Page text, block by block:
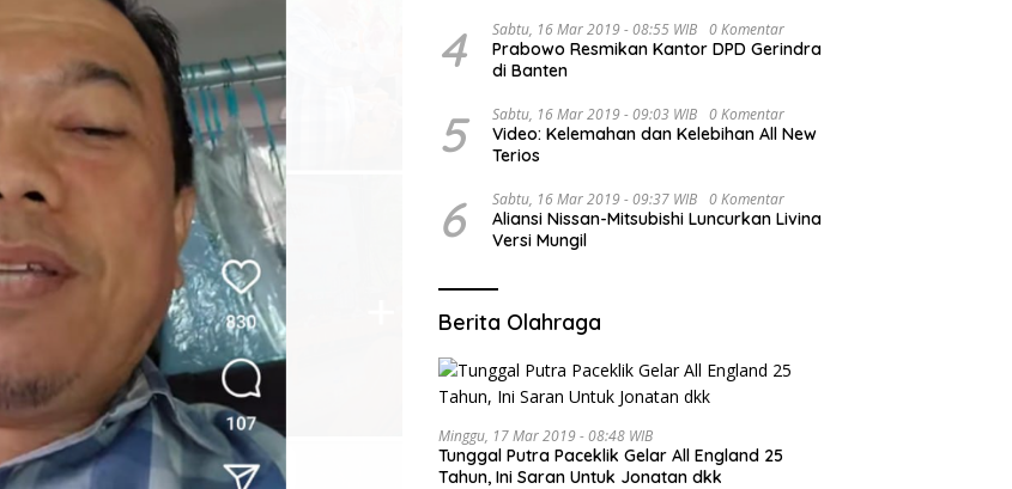
4 Sabtu, 16 Mar 2019 - 08:55 WIB 0 Komentar
Prabowo Resmikan Kantor DPD Gerindra
di Banten
5 Sabtu, 16 Mar 2019 - 09:03 WIB 0 Komentar
Video: Kelemahan dan Kelebihan All New
Terios
6 Sabtu, 16 Mar 2019 - 09:37 WIB 0 Komentar
Aliansi Nissan-Mitsubishi Luncurkan Livina
Versi Mungil
Berita Olahraga
Minggu, 17 Mar 2019 - 08:48 WIB
Tunggal Putra Paceklik Gelar All England 25
Tahun, Ini Saran Untuk Jonatan dkk